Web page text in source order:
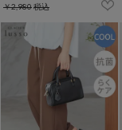
￥2,980税込